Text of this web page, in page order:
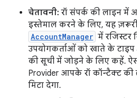
चेतावनी: रॉ संपर्क की लाइन में
इस्तेमाल करने के लिए, यह
AccountManager में रजिस्टर
उपयोगकर्ताओं को खाते के
की सूची में जोड़ने के लिए कहें.
Provider आपके रॉ कॉन्टैक्ट
मिटा देगा.